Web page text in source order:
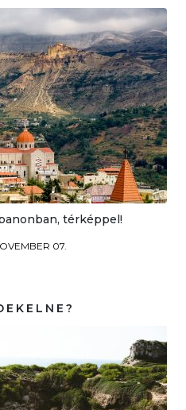
térképpel!
07.